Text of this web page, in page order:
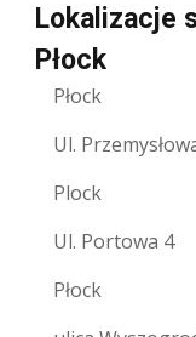
Lokalizacje
Płock
Płock
Ul.
Plock
Ul. Portowa 4
Płock